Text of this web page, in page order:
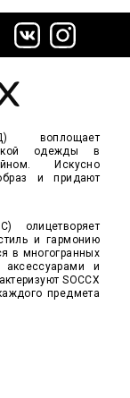
воплощает
одежды в
Искусно
и придают
олицетворяет
и гармонию
в многогранных
и
SOCCX
предмета